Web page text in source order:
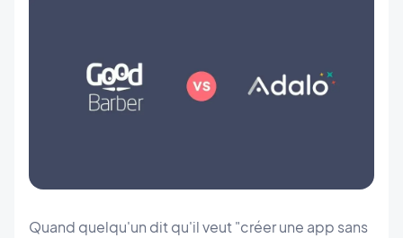
Quand quelqu'un dit qu'il veut "créer une app sans